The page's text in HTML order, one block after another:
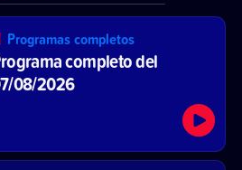
Programas completos
completo del
08/2026